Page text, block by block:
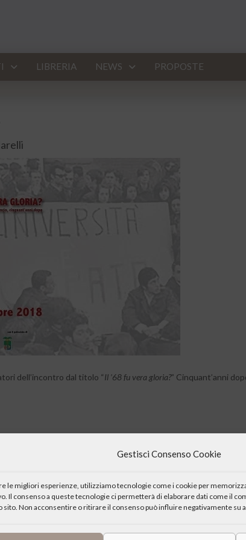
Gestisci Consenso Cookie
le migliori esperienze, utilizziamo tecnologie come i cookie per
Il consenso a queste tecnologie ci permetterà di elaborare dati come il
sito. Non acconsentire o ritirare il consenso può influire negativamente su
LIBRERIA NEWS PROPOSTE
dell’incontro dal titolo “Il ’68 fu vera gloria?” Cinquant’anni